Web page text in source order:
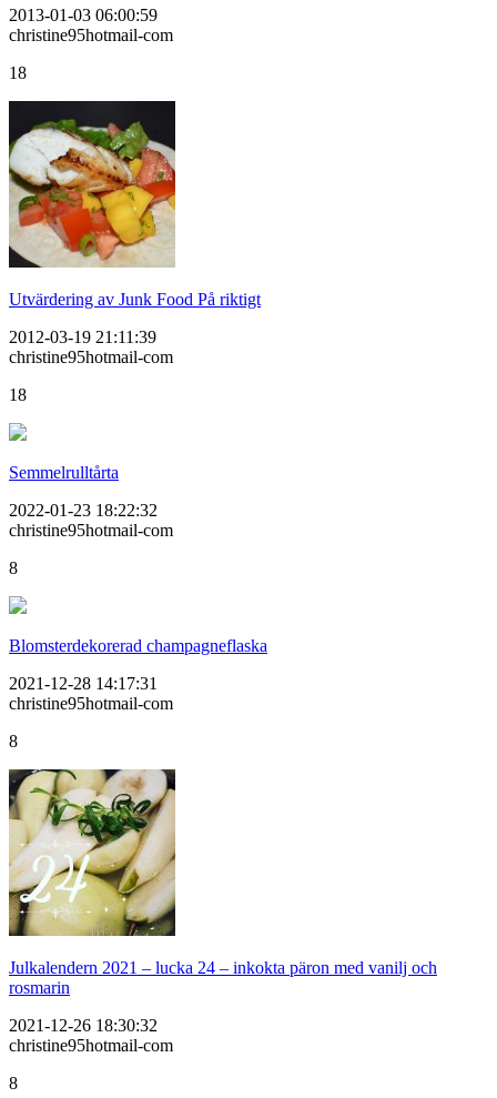
2013-01-03 06:00:59
christine95hotmail-com
18
Utvärdering av Junk Food På riktigt
2012-03-19 21:11:39
christine95hotmail-com
18
Semmelrulltårta
2022-01-23 18:22:32
christine95hotmail-com
8
Blomsterdekorerad champagneflaska
2021-12-28 14:17:31
christine95hotmail-com
8
Julkalendern 2021 – lucka 24 – inkokta päron med vanilj och
rosmarin
2021-12-26 18:30:32
christine95hotmail-com
8